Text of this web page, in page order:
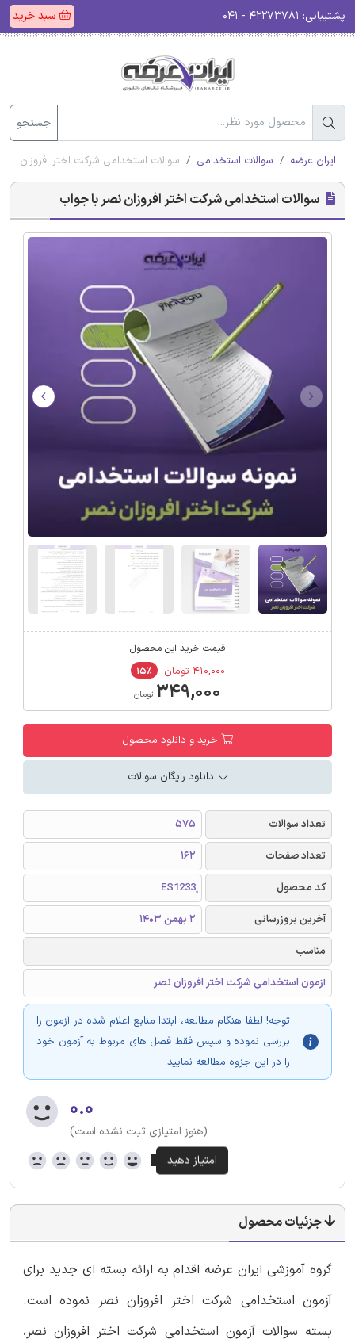
پشتیبانی: سبد خرید
جستجو
ایران عرضه سوالات استخدامی سوالات استخدامی شرکت اختر افروزان
سوالات استخدامی شرکت اختر افروزان نصر با جواب
قیمت خرید این محصول
۴۱۰,۰۰۰ تومان ۱۵٪
۳۴۹,۰۰۰ تومان
خرید و دانلود محصول
دانلود رایگان سوالات
تعداد سوالات
575
تعداد صفحات
162
کد محصول
ٍES1233
آخرین بروزرسانی
2 بهمن 1403
مناسب
آزمون استخدامی شرکت اختر افروزان نصر
توجه! لطفا هنگام مطالعه، ابتدا منابع اعلام شده در آزمون را
بررسی نموده و سپس فقط فصل های مربوط به آزمون خود
را در این جزوه مطالعه نمایید.
۰.۰
(هنوز امتیازی ثبت نشده است)
جزئیات محصول
گروه آموزشی ایران عرضه اقدام به ارائه بسته ای جدید برای
آزمون استخدامی شرکت اختر افروزان نصر نموده است.
بسته سوالات آزمون استخدامی شرکت اختر افروزان نصر،